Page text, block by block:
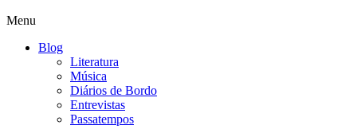
Menu
Blog
Literatura
Música
Diários de Bordo
Entrevistas
Passatempos